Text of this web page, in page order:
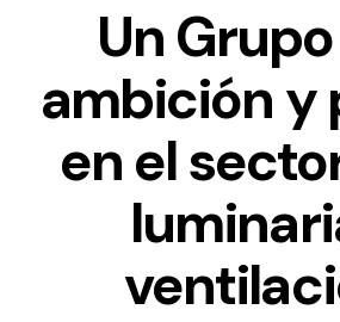
Iluminación y Material
Toda una gama de productos de
material eléctrico.
Noticias
Proyectos
Sobre
Contacto
Un
ambición y
en el